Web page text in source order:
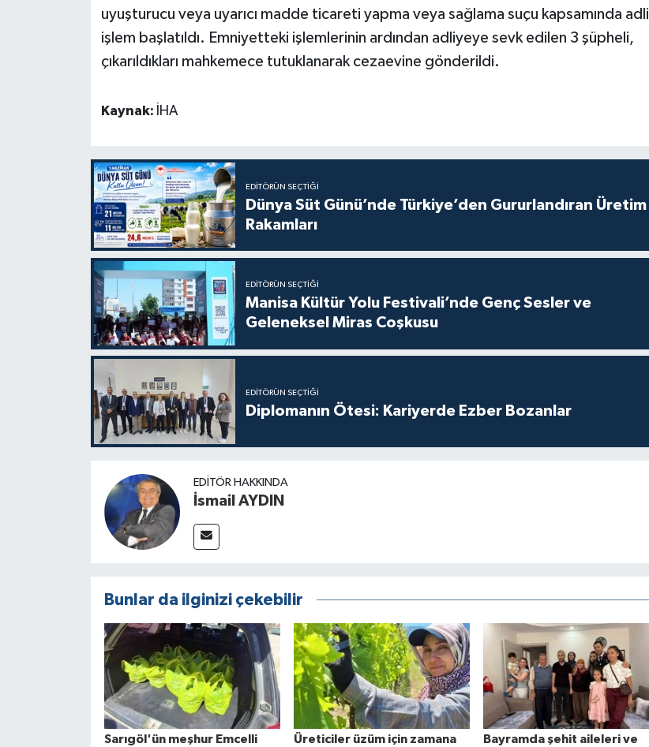
uyuşturucu veya uyarıcı madde ticareti yapma veya sağlama suçu kapsamında adli
işlem başlatıldı. Emniyetteki işlemlerinin ardından adliyeye sevk edilen 3 şüpheli,
çıkarıldıkları mahkemece tutuklanarak cezaevine gönderildi.
Kaynak: İHA
EDITÖRÜN SEÇTIĞI
Dünya Süt Günü’nde Türkiye’den Gururlandıran Üretim
Rakamları
EDITÖRÜN SEÇTIĞI
Manisa Kültür Yolu Festivali’nde Genç Sesler ve
Geleneksel Miras Coşkusu
EDITÖRÜN SEÇTIĞI
Diplomanın Ötesi: Kariyerde Ezber Bozanlar
EDITÖR HAKKINDA
İsmail AYDIN
Bunlar da ilginizi çekebilir
Sarıgöl'ün meşhur Emcelli
Üreticiler üzüm için zamana
Bayramda şehit aileleri ve